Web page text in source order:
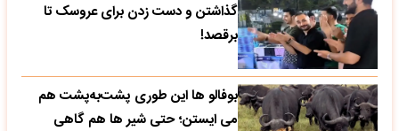
گذاشتن و دست زدن برای عروسک تا
برقصد!
بوفالو ها این‌ طوری پشت‌به‌پشت هم
می‌ ایستن؛ حتی شیر ها هم گاهی